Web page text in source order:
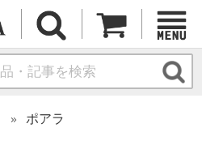
ポアラ